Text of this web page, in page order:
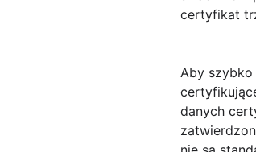
certyfikat
Aby
danych